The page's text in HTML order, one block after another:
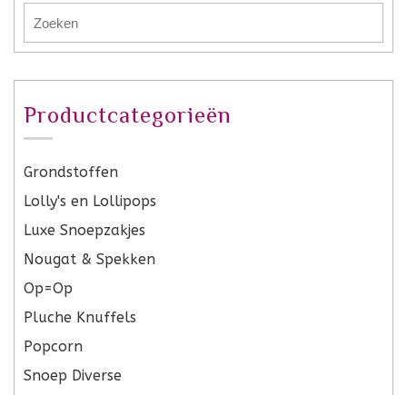
Productcategorieën
Grondstoffen
Lolly's en Lollipops
Luxe Snoepzakjes
Nougat & Spekken
Op=Op
Pluche Knuffels
Popcorn
Snoep Diverse